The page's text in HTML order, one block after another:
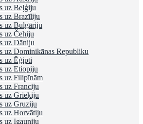
uz Beļģiju
uz Brazīliju
uz Bulgāriju
uz Čehiju
uz Dāniju
uz Dominikānas Republiku
uz Ēģipti
uz Etiopiju
uz Filipīnām
uz Franciju
uz Grieķiju
uz Gruziju
uz Horvātiju
uz Igauniju